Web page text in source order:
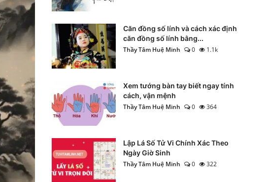
Căn đồng số lính và cách xác định
căn đồng số lính bằng...
Thầy Tâm Huệ Minh
0 1.1k
Xem tướng bàn tay biết ngay tính
cách, vận mệnh
Thầy Tâm Huệ Minh
0 364
Lập Lá Số Tử Vi Chính Xác Theo
Ngày Giờ Sinh
Thầy Tâm Huệ Minh
0 322